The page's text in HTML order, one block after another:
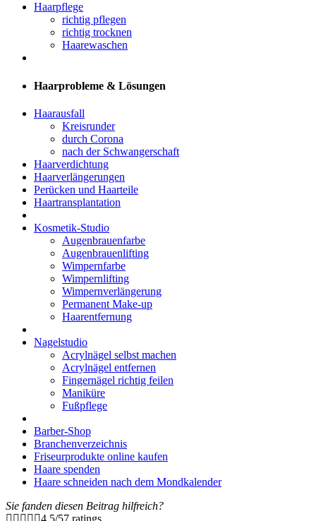
Haarpflege
richtig pflegen
richtig trocknen
Haarewaschen
Haarprobleme & Lösungen
Haarausfall
Kreisrunder
durch Corona
nach der Schwangerschaft
Haarverdichtung
Haarverlängerungen
Perücken und Haarteile
Haartransplantation
Kosmetik-Studio
Augenbrauenfarbe
Augenbrauenlifting
Wimpernfarbe
Wimpernlifting
Wimpernverlängerung
Permanent Make-up
Haarentfernung
Nagelstudio
Acrylnägel selbst machen
Acrylnägel entfernen
Fingernägel richtig feilen
Maniküre
Fußpflege
Barber-Shop
Branchenverzeichnis
Friseurprodukte online kaufen
Haare spenden
Haare schneiden nach dem Mondkalender
Sie fanden diesen Beitrag hilfreich?
4.5/57 ratings